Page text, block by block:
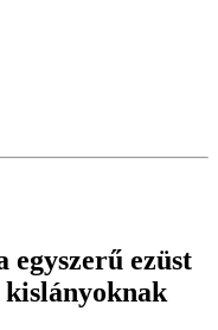
ezüst